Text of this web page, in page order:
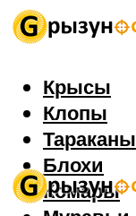
Крысы
Клопы
Тараканы
Блохи
Комары